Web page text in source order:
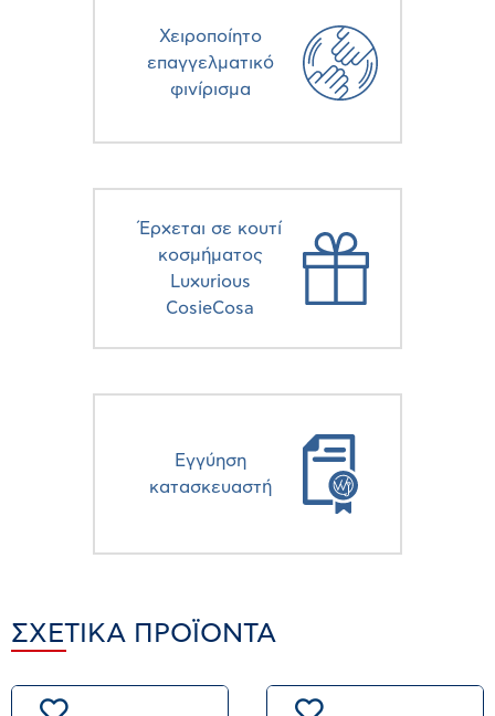
Χειροποίητο
επαγγελματικό
φινίρισμα
Έρχεται σε κουτί
κοσμήματος
Luxurious
CosieCosa
Eγγύηση
κατασκευαστή
ΣΧΕΤΙΚΆ ΠΡΟΪΌΝΤΑ